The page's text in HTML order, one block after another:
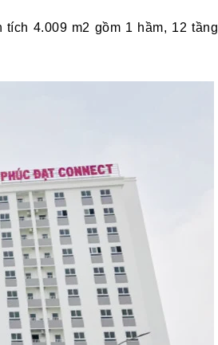
4.009 m2 gồm 1 hầm, 12 tầng